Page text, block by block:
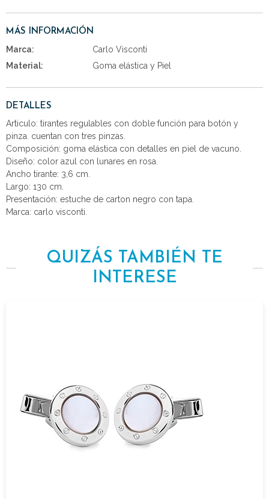
MÁS INFORMACIÓN
Marca:
Carlo Visconti
Material:
Goma elástica y Piel
DETALLES
Articulo: tirantes regulables con doble función para botón y
pinza. cuentan con tres pinzas.
Composición: goma elástica con detalles en piel de vacuno.
Diseño: color azul con lunares en rosa.
Ancho tirante: 3,6 cm.
Largo: 130 cm.
Presentación: estuche de carton negro con tapa.
Marca: carlo visconti.
QUIZÁS TAMBIÉN TE
INTERESE